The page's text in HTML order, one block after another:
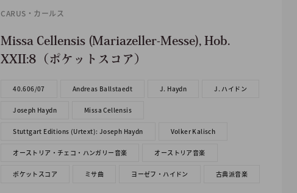
CARUS・カールス
Missa Cellensis (Mariazeller-Messe), Hob.
XXII:8（ポケットスコア）
40.606/07 Andreas Ballstaedt J. Haydn J. ハイドン
Joseph Haydn Missa Cellensis
Stuttgart Editions (Urtext): Joseph Haydn Volker Kalisch
オーストリア・チェコ・ハンガリー音楽 オーストリア音楽
ポケットスコア ミサ曲 ヨーゼフ・ハイドン 古典派音楽